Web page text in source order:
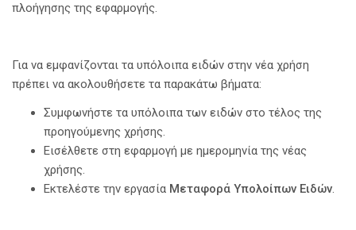
πλοήγησης της εφαρμογής.
Για να εμφανίζονται τα υπόλοιπα ειδών στην νέα χρήση
πρέπει να ακολουθήσετε τα παρακάτω βήματα:
Συμφωνήστε τα υπόλοιπα των ειδών στο τέλος της
προηγούμενης χρήσης.
Εισέλθετε στη εφαρμογή με ημερομηνία της νέας
χρήσης.
Εκτελέστε την εργασία Μεταφορά Υπολοίπων Ειδών.